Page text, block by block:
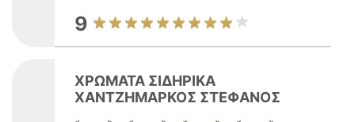
9
ΧΡΩΜΑΤΑ ΣΙΔΗΡΙΚΑ
ΧΑΝΤΖΗΜΑΡΚΟΣ ΣΤΕΦΑΝΟΣ